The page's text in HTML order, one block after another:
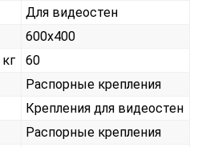
Для видеостен
600х400
60
Распорные крепления
Крепления для видеостен
Распорные крепления